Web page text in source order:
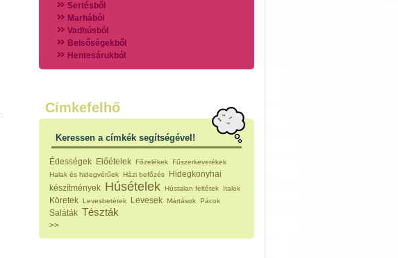
Sertésből
Marhából
Vadhúsból
Belsőségekből
Hentesárukból
Vadszárnyasokból
Halak
Hidegvérűek
Klasszikus főzelékek
Hústalan feltétek
Zöldséges ételek
Hidegkonyhai készítmények
Főtt tészták
Zsiradékban sült tészták
Címkefelhő
Keressen a címkék segítségével!
Édességek Előételek Főzelékek Fűszerkeverékek
Halak és hidegvérűek Házi befőzés
Hidegkonyhai
készítmények Húsételek Hústalan feltétek Italok
Köretek Levesbetétek Levesek Mártások Pácok
Saláták Tészták
>>